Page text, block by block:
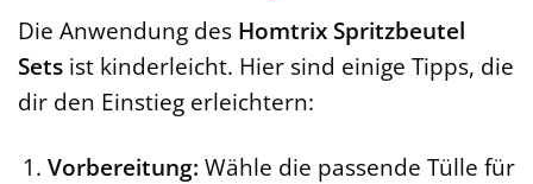
Die Anwendung des Homtrix Spritzbeutel
Sets ist kinderleicht. Hier sind einige Tipps, die
dir den Einstieg erleichtern:
Vorbereitung: Wähle die passende Tülle für